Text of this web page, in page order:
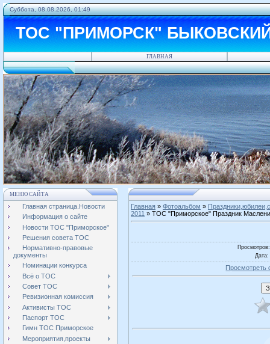
Суббота, 08.08.2026, 01:49
ТОС "ПРИМОРСК"
ГЛАВНАЯ
МЕНЮ САЙТА
Главная страница.Новости
Информация о сайте
Новости ТОС "Приморское"
Решения совета ТОС
Нормативно-правовые
документы
Номинации конкурса
Всё о ТОС
Совет ТОС
Ревизионная комиссия
Активисты ТОС
Паспорт ТОС
Гимн ТОС Приморское
Мероприятия,проекты
Главная » Фотоальбом »
2011 » ТОС "Приморское" Праздник
Просмотров
Дата:
Просмотреть